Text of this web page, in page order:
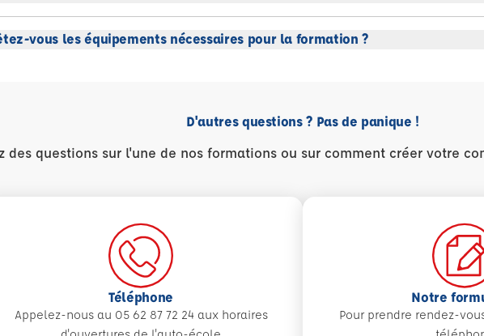
vous les équipements nécessaires pour la formation ?
D'autres questions ? Pas de panique !
des questions sur l'une de nos formations ou sur comment créer votre
Téléphone
Appelez-nous au 05 62 87 72 24 aux horaires
Notre
Pour prendre rendez-